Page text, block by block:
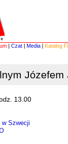
| Czat | Media | Katalog
Józefem
13.00
w Szwecji